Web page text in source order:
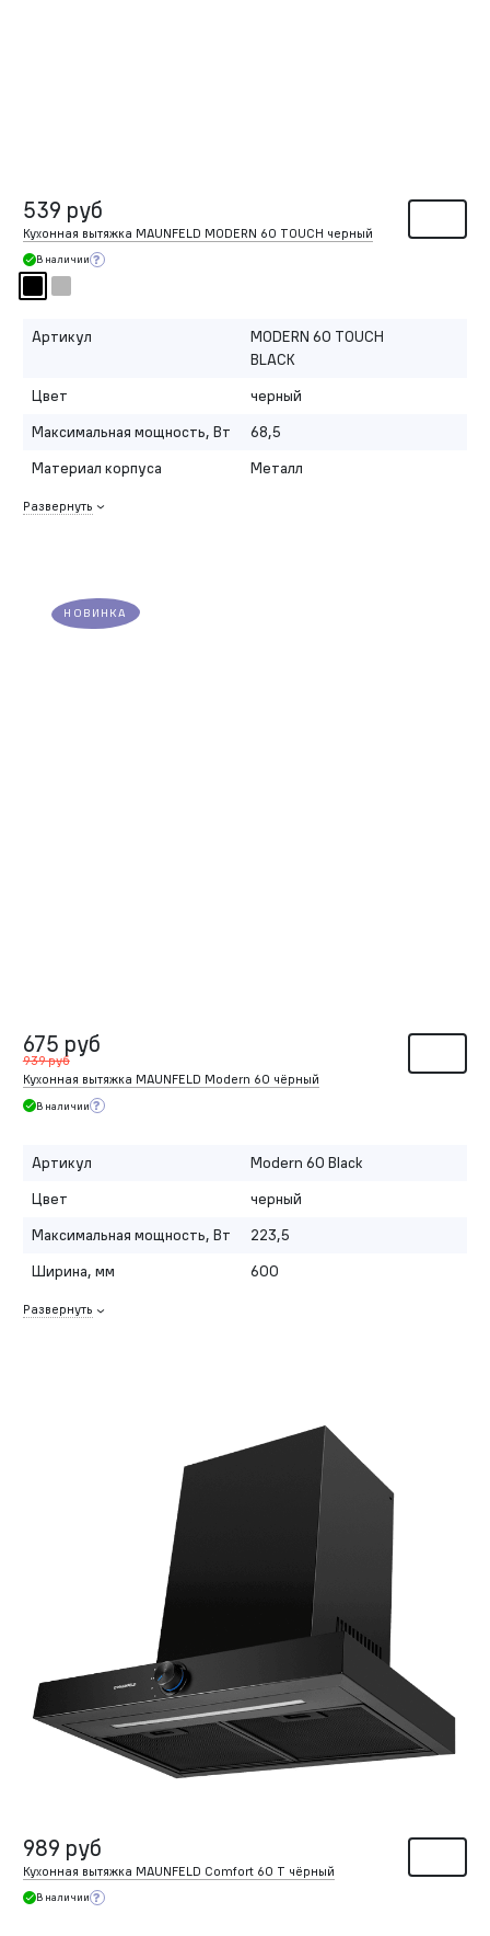
539 руб
Кухонная вытяжка MAUNFELD MODERN 60 TOUCH черный
В наличии
Артикул
MODERN 60 TOUCH
BLACK
Цвет
черный
Максимальная мощность, Вт
68,5
Материал корпуса
Металл
Развернуть
НОВИНКА
675 руб
939 руб
Кухонная вытяжка MAUNFELD Modern 60 чёрный
В наличии
Артикул
Modern 60 Black
Цвет
черный
Максимальная мощность, Вт
223,5
Ширина, мм
600
Развернуть
989 руб
Кухонная вытяжка MAUNFELD Comfort 60 T чёрный
В наличии